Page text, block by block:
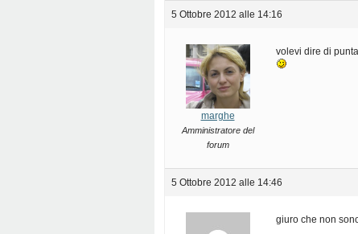
5 Ottobre 2012 alle 14:16
marghe
Amministratore del
forum
volevi dire di
5 Ottobre 2012 alle 14:46
giuro che non